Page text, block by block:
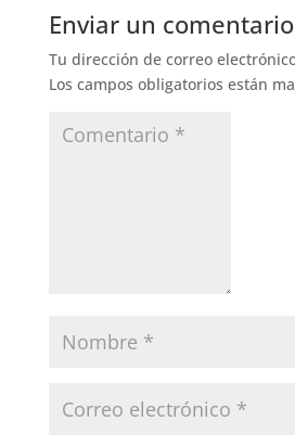
Enviar un comentario
Tu dirección de correo
Los campos obligatorios están